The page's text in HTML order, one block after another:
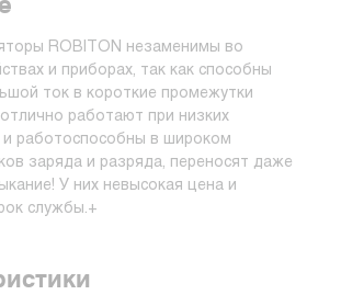
ROBITON незаменимы во
и приборах, так как способны
ток в короткие промежутки
работают при низких
и работоспособны в широком
заряда и разряда, переносят даже
У них невысокая цена и
службы.+